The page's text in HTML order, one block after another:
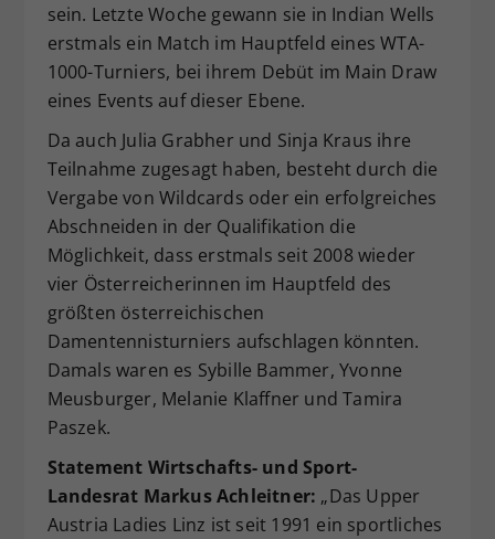
sein. Letzte Woche gewann sie in Indian Wells
erstmals ein Match im Hauptfeld eines WTA-
1000-Turniers, bei ihrem Debüt im Main Draw
eines Events auf dieser Ebene.
Da auch Julia Grabher und Sinja Kraus ihre
Teilnahme zugesagt haben, besteht durch die
Vergabe von Wildcards oder ein erfolgreiches
Abschneiden in der Qualifikation die
Möglichkeit, dass erstmals seit 2008 wieder
vier Österreicherinnen im Hauptfeld des
größten österreichischen
Damentennisturniers aufschlagen könnten.
Damals waren es Sybille Bammer, Yvonne
Meusburger, Melanie Klaffner und Tamira
Paszek.
Statement Wirtschafts- und Sport-
Landesrat Markus Achleitner: „Das Upper
Austria Ladies Linz ist seit 1991 ein sportliches